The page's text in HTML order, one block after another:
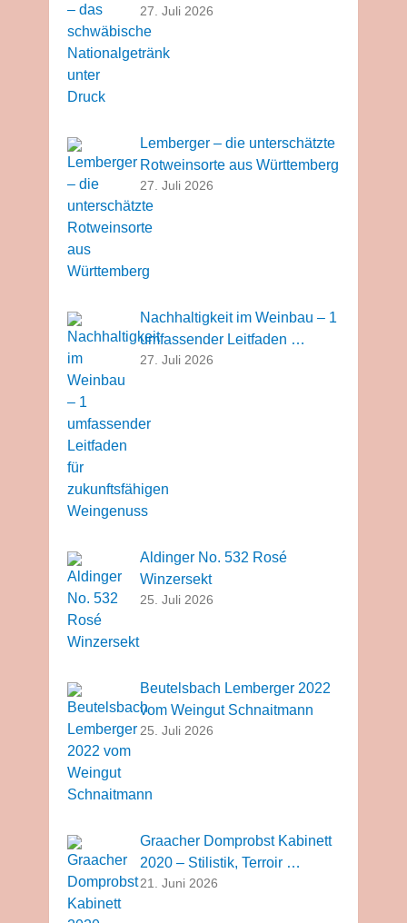
27. Juli 2026
Lemberger – die unterschätzte
Rotweinsorte aus Württemberg
27. Juli 2026
Nachhaltigkeit im Weinbau – 1
umfassender Leitfaden …
27. Juli 2026
Aldinger No. 532 Rosé
Winzersekt
25. Juli 2026
Beutelsbach Lemberger 2022
vom Weingut Schnaitmann
25. Juli 2026
Graacher Domprobst Kabinett
2020 – Stilistik, Terroir …
21. Juni 2026